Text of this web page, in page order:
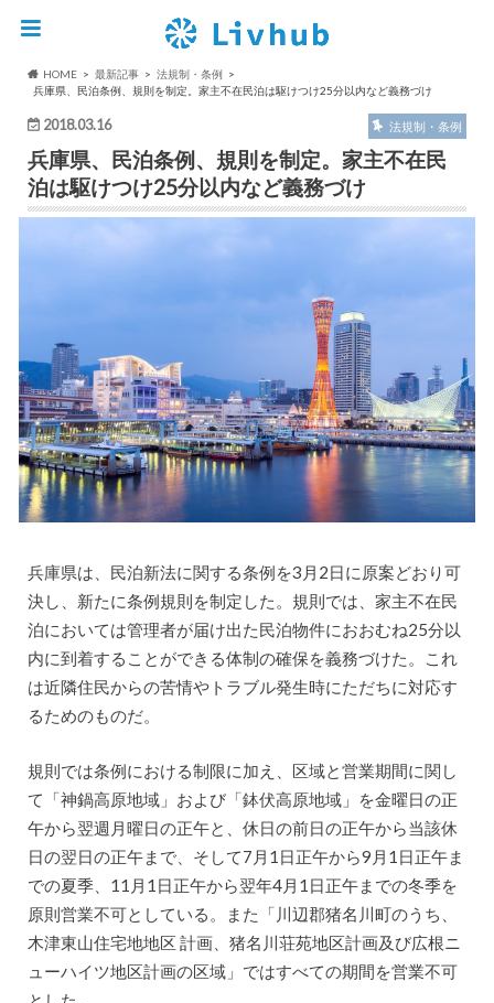
HOME 最新記事
法規制・条例
兵庫県、民泊条例、規則を制定。家主不在民泊は駆けつけ25分以内など義務づけ
2018.03.16 法規制・条例
兵庫県、民泊条例、規則を制定。家主不在民
泊は駆けつけ25分以内など義務づけ
兵庫県は、民泊新法に関する条例を3月2日に原案どおり可
決し、新たに条例規則を制定した。規則では、家主不在民
泊においては管理者が届け出た民泊物件におおむね25分以
内に到着することができる体制の確保を義務づけた。これ
は近隣住民からの苦情やトラブル発生時にただちに対応す
るためのものだ。
規則では条例における制限に加え、区域と営業期間に関し
て「神鍋高原地域」および「鉢伏高原地域」を金曜日の正
午から翌週月曜日の正午と、休日の前日の正午から当該休
日の翌日の正午まで、そして7月1日正午から9月1日正午ま
での夏季、11月1日正午から翌年4月1日正午までの冬季を
原則営業不可としている。また「川辺郡猪名川町のうち、
木津東山住宅地地区 計画、猪名川荘苑地区計画及び広根ニ
ューハイツ地区計画の区域」ではすべての期間を営業不可